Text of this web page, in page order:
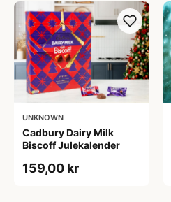
UNKNOWN
Cadbury Dairy Milk
Biscoff Julekalender
159,00 kr